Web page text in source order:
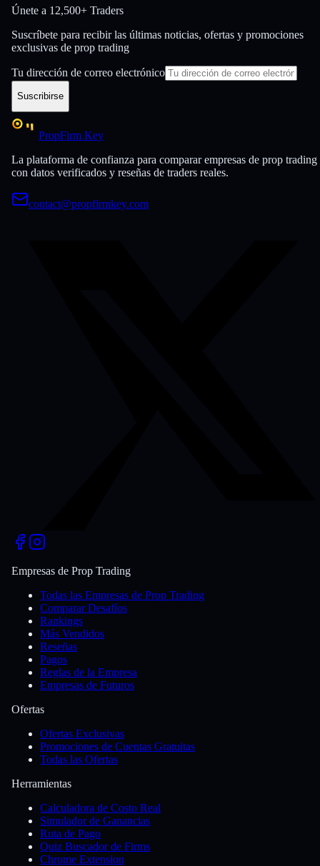
Únete a 12,500+ Traders
Suscríbete para recibir las últimas noticias, ofertas y promociones
exclusivas de prop trading
Tu dirección de correo electrónico
Suscribirse
PropFirm Key
La plataforma de confianza para comparar empresas de prop trading
con datos verificados y reseñas de traders reales.
contact@propfirmkey.com
Empresas de Prop Trading
Todas las Empresas de Prop Trading
Comparar Desafíos
Rankings
Más Vendidos
Reseñas
Pagos
Reglas de la Empresa
Empresas de Futuros
Ofertas
Ofertas Exclusivas
Promociones de Cuentas Gratuitas
Todas las Ofertas
Herramientas
Calculadora de Costo Real
Simulador de Ganancias
Ruta de Pago
Quiz Buscador de Firms
Chrome Extension